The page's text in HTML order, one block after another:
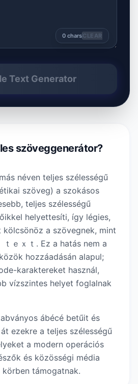
0 charsCLEAR
Text Generator
szöveggenerátor?
néven teljes szélességű
szöveg) a szokásos
teljes szélességű
helyettesíti, így légies,
kölcsönöz a szövegnek, mint
ｅｘｔ. Ez a hatás nem a
hozzáadásán alapul;
karaktereket használ,
vízszintes helyet foglalnak
ábécé betűit és
ezekre a teljes szélességű
a modern operációs
és közösségi média
támogatnak.